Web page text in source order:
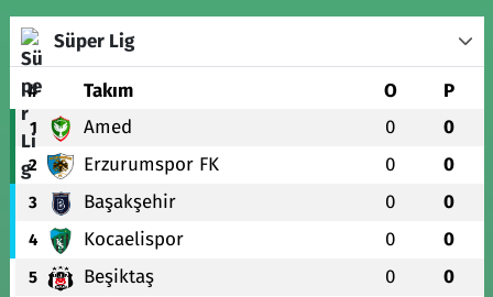
Süper Lig
# Takım O P
1 Amed 0 0
2 Erzurumspor FK 0 0
3 Başakşehir 0 0
4 Kocaelispor 0 0
5 Beşiktaş 0 0